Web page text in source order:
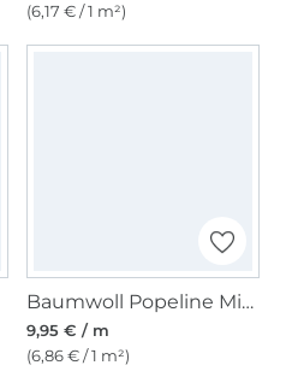
(6,17 € / 1 m²)
Baumwoll Popeline Mini Spots, hellblau
9,95 € / m
(6,86 € / 1 m²)